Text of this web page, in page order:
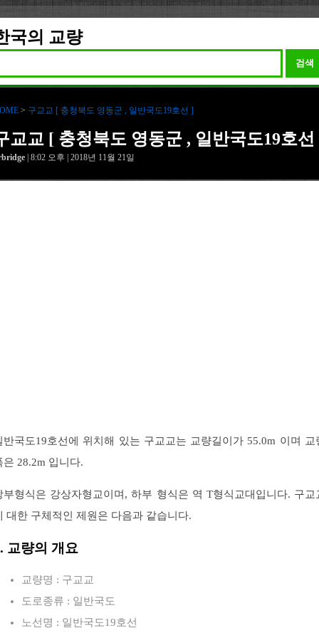
국의 교량
검색
> 구교교 [ 충청북도 영동군 , 일반국도19호선 ]
교교 [ 충청북도 영동군 , 일반국도19호선
| 8:02 오후 | 2018년 11월 21일
반국도19호선에 위치해 있는 구교교는 교량길이가 55.0m 이며 교
은 28.2m 입니다.
부형식은 강상자형교이며, 하부 형식은 역 T형식교대입니다. 구교
대한 구체적인 제원은 다음과 같습니다.
교량의 개요
교량명 : 구교교
도로종류 : 일반국도
노선명 : 일반국도19호선